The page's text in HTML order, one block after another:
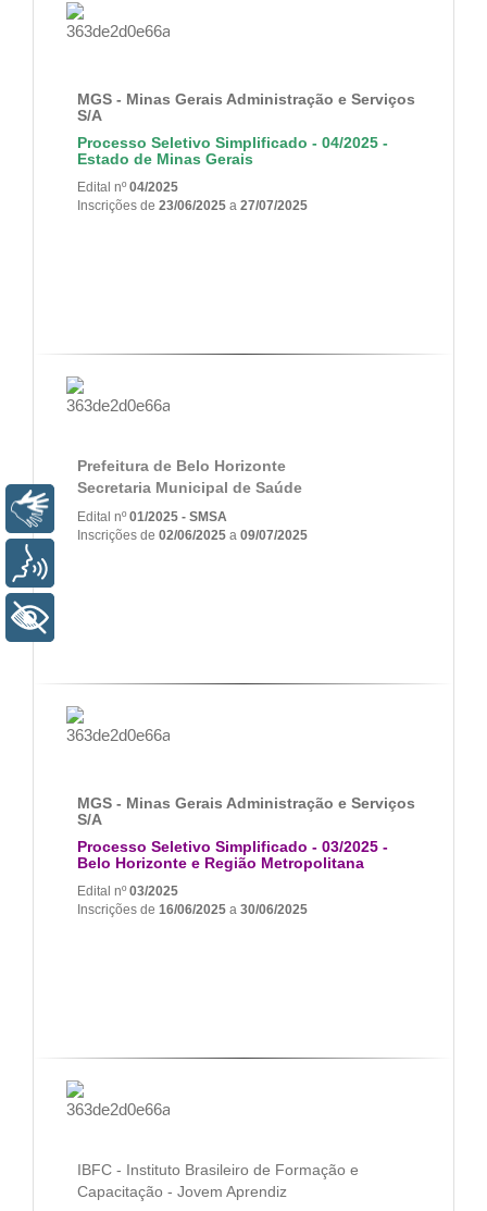
MGS - Minas Gerais Administração e Serviços
S/A
Processo Seletivo Simplificado - 04/2025 -
Estado de Minas Gerais
Edital nº04/2025
Inscrições de 23/06/2025 a 27/07/2025
Prefeitura de Belo Horizonte
Secretaria Municipal de Saúde
Edital nº01/2025 - SMSA
Inscrições de 02/06/2025 a 09/07/2025
MGS - Minas Gerais Administração e Serviços
S/A
Processo Seletivo Simplificado - 03/2025 -
Belo Horizonte e Região Metropolitana
Edital nº03/2025
Inscrições de 16/06/2025 a 30/06/2025
IBFC - Instituto Brasileiro de Formação e
Capacitação - Jovem Aprendiz
Libras